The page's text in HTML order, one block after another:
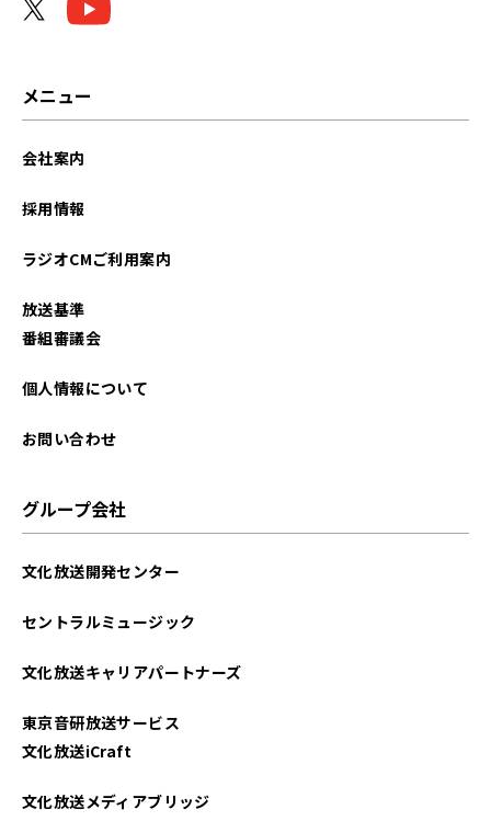
メニュー
会社案内
採用情報
ラジオCMご利用案内
放送基準
番組審議会
個人情報について
お問い合わせ
グループ会社
文化放送開発センター
セントラルミュージック
文化放送キャリアパートナーズ
東京音研放送サービス
文化放送iCraft
文化放送メディアブリッジ